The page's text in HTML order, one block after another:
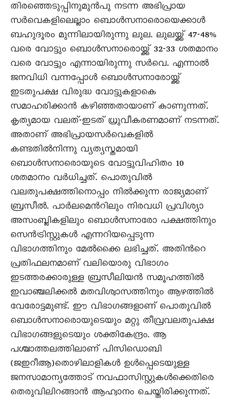
തിരഞ്ഞെടുപ്പിനുമുന്‍പു നടന്ന അഭിപ്രായ
സര്‍വെകളിലെല്ലാം ബൊള്‍സനാരൊയെക്കാള്‍
ബഹുദൂരം മുന്നിലായിരുന്നു ലുല. ലുലയ്ക്ക് 47-48%
വരെ വോട്ടും ബൊള്‍സനാരൊയ്ക്ക് 32-33 ശതമാനം
വരെ വോട്ടും എന്നായിരുന്നു സര്‍വെ. എന്നാല്‍
ജനവിധി വന്നപ്പോള്‍ ബൊള്‍സനാരോയ്ക്ക്
ഇടതുപക്ഷ വിരുദ്ധ വോട്ടുകളാകെ
സമാഹരിക്കാന്‍ കഴിഞ്ഞതായാണ് കാണുന്നത്.
കൃത്യമായ വലത്-ഇടത് ധ്രുവീകരണമാണ് നടന്നത്.
അതാണ് അഭിപ്രായസര്‍വെകളില്‍
കണ്ടതില്‍നിന്നു വ്യത്യസ്തമായി
ബൊള്‍സനാരൊയുടെ വോട്ടുവിഹിതം 10
ശതമാനം വര്‍ധിച്ചത്. പൊതുവില്‍
വലതുപക്ഷത്തിനൊപ്പം നില്‍ക്കുന്ന രാജ്യമാണ്
ബ്രസീല്‍. പാര്‍ലമെന്‍റിലും നിരവധി പ്രവിശ്യാ
അസംബ്ലികളിലും ബൊള്‍സനാരോ പക്ഷത്തിനും
സെന്‍ട്രിസ്റ്റുകള്‍ എന്നറിയപ്പെടുന്ന
വിഭാഗത്തിനും മേല്‍ക്കൈ ലഭിച്ചത്. അതിന്‍റെ
പ്രതിഫലനമാണ് വലിയൊരു വിഭാഗം
ഇടത്തരക്കാരുള്ള ബ്രസീലിയന്‍ സമൂഹത്തില്‍
ഇവാഞ്ചലിക്കല്‍ മതവിശ്വാസത്തിനും ആഴത്തില്‍
വേരോട്ടമുണ്ട്. ഈ വിഭാഗങ്ങളാണ് പൊതുവില്‍
ബൊള്‍സനാരൊയുടെയും മറ്റു തീവ്രവലതുപക്ഷ
വിഭാഗങ്ങളുടെയും ശക്തികേന്ദ്രം. ആ
പശ്ചാത്തലത്തിലാണ് പിസിഡൊബി
(ജഇറീആ)തൊഴിലാളികള്‍ ഉള്‍പ്പെടെയുള്ള
ജനസാമാന്യത്തോട് നവഫാസിസ്റ്റുകള്‍ക്കെതിരെ
തെരുവിലിറങ്ങാന്‍ ആഹ്വാനം ചെയ്തിരിക്കുന്നത്.